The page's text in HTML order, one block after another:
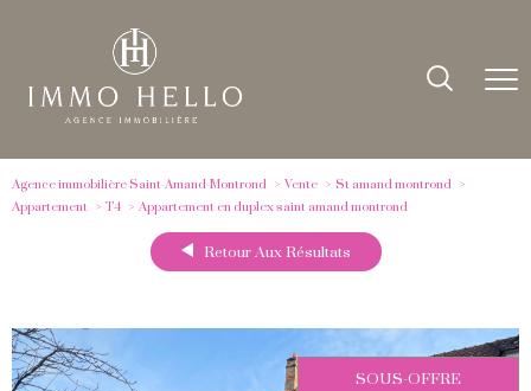
Agence immobilière Saint-Amand-Montrond Vente
St amand montrond
Appartement
T4 Appartement en duplex saint amand montrond
Retour Aux Résultats
SOUS-OFFRE